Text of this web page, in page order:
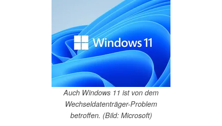
Auch Windows 11 ist von dem
Wechseldatenträger-Problem
betroffen. (Bild: Microsoft)